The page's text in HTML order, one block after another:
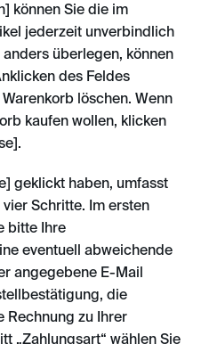
können Sie die im
jederzeit unverbindlich
überlegen, können
des Feldes
löschen. Wenn
kaufen wollen, klicken
geklickt haben, umfasst
Schritte. Im ersten
bitte Ihre
eventuell abweichende
angegebene E-Mail
die
Rechnung zu Ihrer
„Zahlungsart“ wählen Sie